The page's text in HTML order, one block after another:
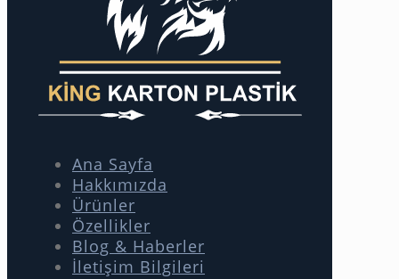
Ana Sayfa
Hakkımızda
Ürünler
Özellikler
Blog & Haberler
İletişim Bilgileri